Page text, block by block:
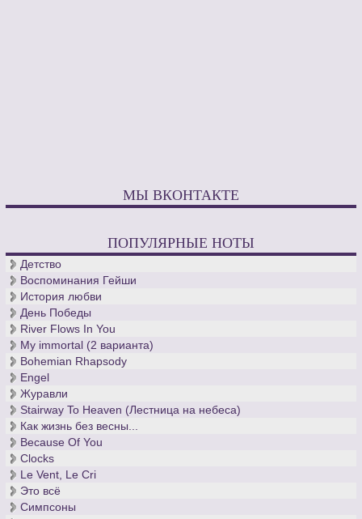
МЫ ВКОНТАКТЕ
ПОПУЛЯРНЫЕ НОТЫ
Детство
Воспоминания Гейши
История любви
День Победы
River Flows In You
My immortal (2 варианта)
Bohemian Rhapsody
Engel
Журавли
Stairway To Heaven (Лестница на небеса)
Как жизнь без весны...
Because Of You
Clocks
Le Vent, Le Cri
Это всё
Симпсоны